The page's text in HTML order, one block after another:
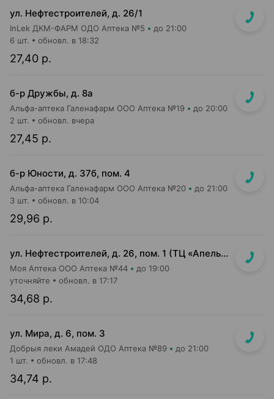
ул. Нефтестроителей, д. 26/1
InLek ДКМ-ФАРМ ОДО Аптека №5 до 21:00
27,40 р.
6 шт. обновл. в 18:32
б-р Дружбы, д. 8а
Альфа-аптека Галенафарм ООО Аптека №19 до 20:00
27,45 р.
2 шт. обновл. вчера
б-р Юности, д. 37б, пом. 4
Альфа-аптека Галенафарм ООО Аптека №20 до 21:00
29,96 р.
3 шт. обновл. в 10:04
ул. Нефтестроителей, д. 26, пом. 1 (ТЦ «Апельсин»)
Моя Аптека ООО Аптека №44 до 19:00
34,68 р.
уточняйте обновл. в 17:17
ул. Мира, д. 6, пом. 3
Добрыя леки Амадей ОДО Аптека №89 до 21:00
34,74 р.
1 шт. обновл. в 17:48